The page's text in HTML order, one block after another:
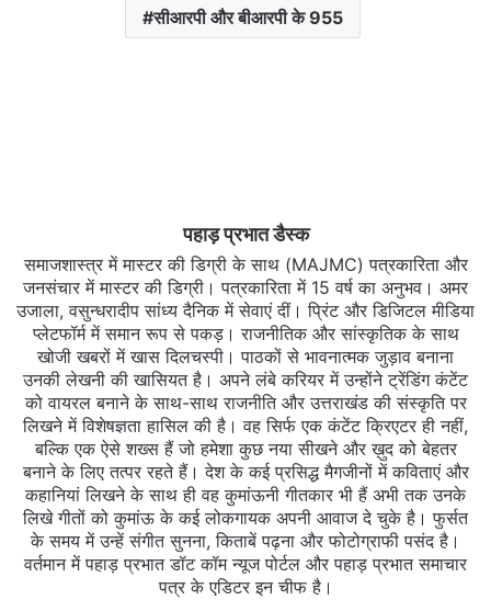
सीआरपी और बीआरपी के 955
पहाड़ प्रभात डैस्क
समाजशास्त्र में मास्टर की डिग्री के साथ (MAJMC) पत्रकारिता और
जनसंचार में मास्टर की डिग्री। पत्रकारिता में 15 वर्ष का अनुभव। अमर
उजाला, वसुन्धरादीप सांध्य दैनिक में सेवाएं दीं। प्रिंट और डिजिटल मीडिया
प्लेटफॉर्म में समान रूप से पकड़। राजनीतिक और सांस्कृतिक के साथ
खोजी खबरों में खास दिलचस्‍पी। पाठकों से भावनात्मक जुड़ाव बनाना
उनकी लेखनी की खासियत है। अपने लंबे करियर में उन्होंने ट्रेंडिंग कंटेंट
को वायरल बनाने के साथ-साथ राजनीति और उत्तराखंड की संस्कृति पर
लिखने में विशेषज्ञता हासिल की है। वह सिर्फ एक कंटेंट क्रिएटर ही नहीं,
बल्कि एक ऐसे शख्स हैं जो हमेशा कुछ नया सीखने और ख़ुद को बेहतर
बनाने के लिए तत्पर रहते हैं। देश के कई प्रसिद्ध मैगजीनों में कविताएं और
कहानियां लिखने के साथ ही वह कुमांऊनी गीतकार भी हैं अभी तक उनके
लिखे गीतों को कुमांऊ के कई लोकगायक अपनी आवाज दे चुके है। फुर्सत
के समय में उन्हें संगीत सुनना, किताबें पढ़ना और फोटोग्राफी पसंद है।
वर्तमान में पहाड़ प्रभात डॉट कॉम न्यूज पोर्टल और पहाड़ प्रभात समाचार
पत्र के एडिटर इन चीफ है।